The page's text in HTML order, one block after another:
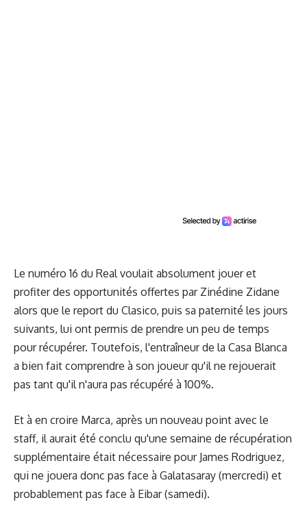
Le numéro 16 du Real voulait absolument jouer et
profiter des opportunités offertes par Zinédine Zidane
alors que le report du Clasico, puis sa paternité les jours
suivants, lui ont permis de prendre un peu de temps
pour récupérer. Toutefois, l'entraîneur de la Casa Blanca
a bien fait comprendre à son joueur qu'il ne rejouerait
pas tant qu'il n'aura pas récupéré à 100%.
Et à en croire Marca, après un nouveau point avec le
staff, il aurait été conclu qu'une semaine de récupération
supplémentaire était nécessaire pour James Rodriguez,
qui ne jouera donc pas face à Galatasaray (mercredi) et
probablement pas face à Eibar (samedi).